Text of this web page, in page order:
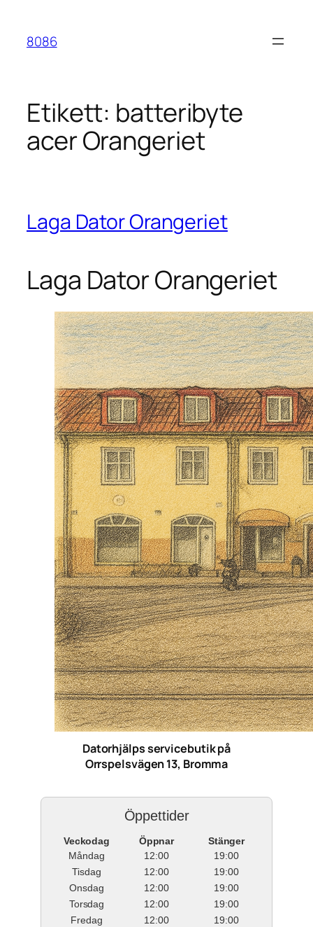
innehåll
8086
Etikett: batteribyte
acer Orangeriet
Laga Dator Orangeriet
Laga Dator Orangeriet
Datorhjälps servicebutik på
Orrspelsvägen 13, Bromma
Öppettider
Veckodag Öppnar
Stänger
Måndag
12:00
19:00
Tisdag
12:00
19:00
Onsdag
12:00
19:00
Torsdag
12:00
19:00
Fredag
12:00
19:00